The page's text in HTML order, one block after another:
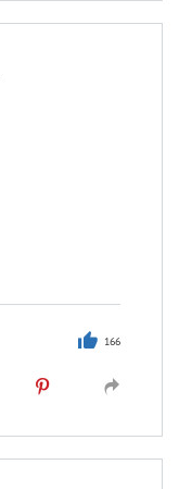
166